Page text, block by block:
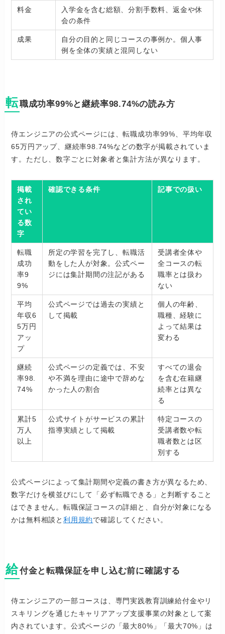
料金
入学金を含む総額、分割手数料、返金や休
会の条件
成果
自分の目的と同じコースの事例か。個人事
例を全体の実績と混同しない
転職成功率99%と継続率98.74%の読み方
侍エンジニアの公式ページには、転職成功率99%、平均年収
65万円アップ、継続率98.74%などの数字が掲載されていま
す。ただし、数字ごとに対象者と集計方法が異なります。
掲載
され
てい
る数
字
確認できる条件 記事での扱い
転職
成功
率9
9%
所定の学習を完了し、転職活
動をした人が対象。公式ペー
ジには集計期間の注記がある
受講者全体や
全コースの転
職率とは扱わ
ない
平均
年収6
5万円
アッ
プ
公式ページでは過去の実績と
して掲載
個人の年齢、
職種、経験に
よって結果は
変わる
継続
率98.
74%
公式ページの定義では、不安
や不満を理由に途中で辞めな
かった人の割合
すべての退会
を含む在籍継
続率とは異な
る
累計5
万人
以上
公式サイトがサービスの累計
指導実績として掲載
特定コースの
受講者数や転
職者数とは区
別する
公式ページによって集計期間や定義の書き方が異なるため、
数字だけを横並びにして「必ず転職できる」と判断すること
はできません。転職保証コースの詳細と、自分が対象になる
かは無料相談と利用規約で確認してください。
給付金と転職保証を申し込む前に確認する
侍エンジニアの一部コースは、専門実践教育訓練給付金やリ
スキリングを通じたキャリアアップ支援事業の対象として案
内されています。公式ページの「最大80%」「最大70%」は